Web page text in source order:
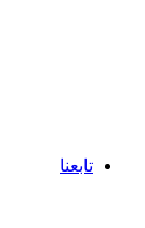
تابعنا